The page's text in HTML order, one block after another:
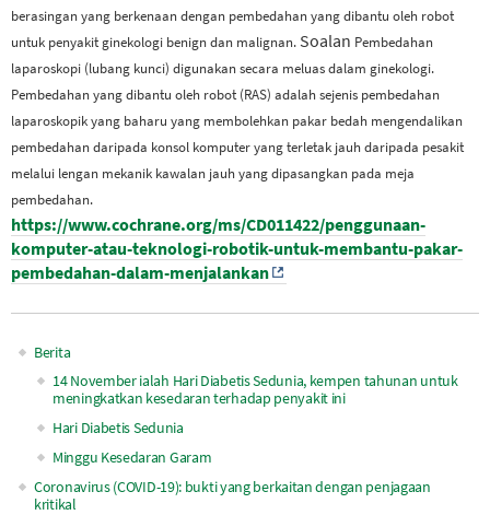
berasingan yang berkenaan dengan pembedahan yang dibantu oleh robot
untuk penyakit ginekologi benign dan malignan. Soalan Pembedahan
laparoskopi (lubang kunci) digunakan secara meluas dalam ginekologi.
Pembedahan yang dibantu oleh robot (RAS) adalah sejenis pembedahan
laparoskopik yang baharu yang membolehkan pakar bedah mengendalikan
pembedahan daripada konsol komputer yang terletak jauh daripada pesakit
melalui lengan mekanik kawalan jauh yang dipasangkan pada meja
pembedahan.
https://www.cochrane.org/ms/CD011422/penggunaan-
komputer-atau-teknologi-robotik-untuk-membantu-pakar-
pembedahan-dalam-menjalankan
Main
navigation
Berita
14 November ialah Hari Diabetis Sedunia, kempen tahunan untuk
meningkatkan kesedaran terhadap penyakit ini
Hari Diabetis Sedunia
Minggu Kesedaran Garam
Coronavirus (COVID-19): bukti yang berkaitan dengan penjagaan
kritikal